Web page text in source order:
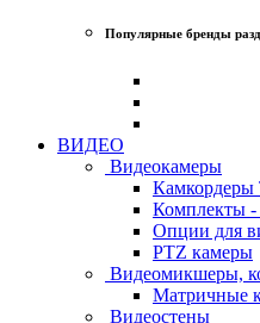
Популярные бренды
ВИДЕО
Видеокамеры
Комплекты -
Опции для
PTZ камеры
Видеомикшеры,
Матричные
Видеостены